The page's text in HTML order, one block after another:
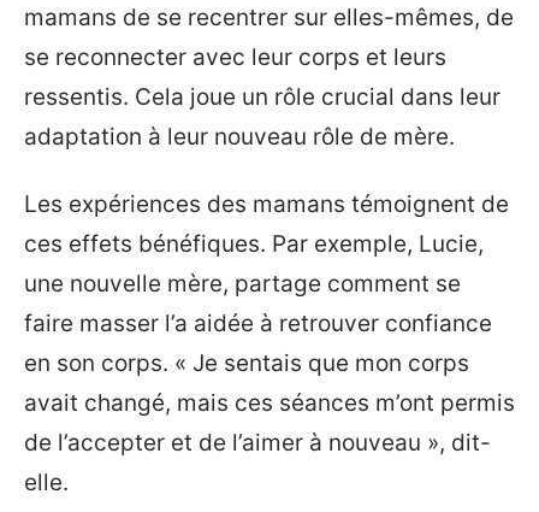
mamans de se recentrer sur elles-mêmes, de
se reconnecter avec leur corps et leurs
ressentis. Cela joue un rôle crucial dans leur
adaptation à leur nouveau rôle de mère.
Les expériences des mamans témoignent de
ces effets bénéfiques. Par exemple, Lucie,
une nouvelle mère, partage comment se
faire masser l’a aidée à retrouver confiance
en son corps. « Je sentais que mon corps
avait changé, mais ces séances m’ont permis
de l’accepter et de l’aimer à nouveau », dit-
elle.